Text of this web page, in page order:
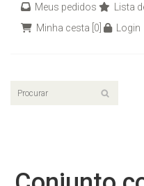
Meus pedidos Lista
Minha cesta [0] Login